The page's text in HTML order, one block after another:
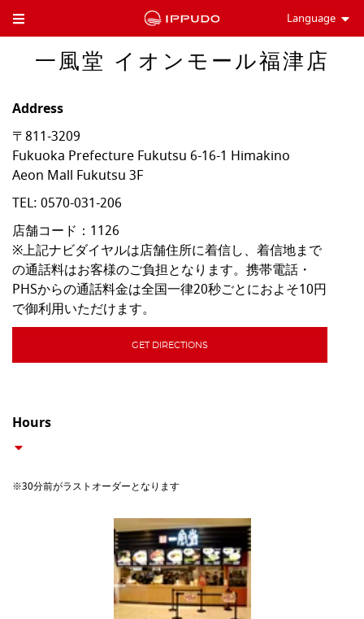
Toggle Header Menu Language
一風堂 イオンモール福津店
Address
〒811-3209
Fukuoka Prefecture Fukutsu 6-16-1 Himakino
Aeon Mall Fukutsu 3F
TEL: 0570-031-206
店舗コード：1126
※上記ナビダイヤルは店舗住所に着信し、着信地まで
の通話料はお客様のご負担となります。携帯電話・
PHSからの通話料金は全国一律20秒ごとにおよそ10円
で御利用いただけます。
GET DIRECTIONS
Hours
※30分前がラストオーダーとなります